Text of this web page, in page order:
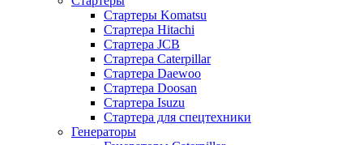
Стартеры Komatsu
Стартера Hitachi
Стартера JCB
Стартера Caterpillar
Стартера Daewoo
Стартера Doosan
Стартера Isuzu
Стартера для спецтехники
Генераторы